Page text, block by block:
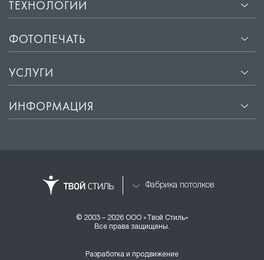
ТЕХНОЛОГИИ
ФОТОПЕЧАТЬ
УСЛУГИ
ИНФОРМАЦИЯ
Фабрика потолков
© 2003 – 2026 ООО «Твой Стиль»
Все права защищены.
Разработка и продвижение